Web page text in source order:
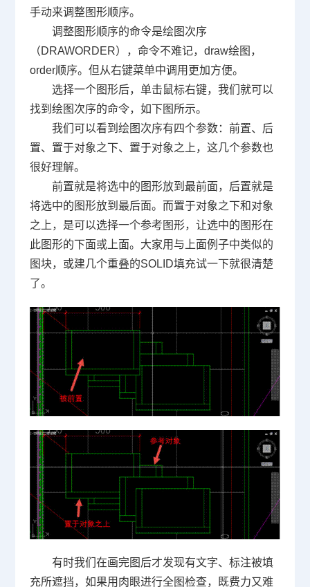
手动来调整图形顺序。
调整图形顺序的命令是绘图次序
（DRAWORDER），命令不难记， draw绘图，
order顺序。但从右键菜单中调用更加方便。
选择一个图形后，单击鼠标右键，我们就可以
找到绘图次序的命令，如下图所示。
我们可以看到绘图次序有四个参数：前置、后
置、置于对象之下、置于对象之上，这几个参数也
很好理解。
前置就是将选中的图形放到最前面，后置就是
将选中的图形放到最后面。而置于对象之下和对象
之上，是可以选择一个参考图形，让选中的图形在
此图形的下面或上面。大家用与上面例子中类似的
图块，或建几个重叠的SOLID填充试一下就很清楚
了。
有时我们在画完图后才发现有文字、标注被填
充所遮挡，如果用肉眼进行全图检查，既费力又难